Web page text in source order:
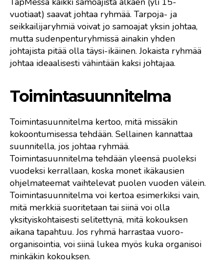
vuotiaat) saavat johtaa ryhmää. Tarpoja- ja
seikkailijaryhmiä voivat jo samoajat yksin johtaa,
mutta sudenpenturyhmissä ainakin yhden
johtajista pitää olla täysi-ikäinen. Jokaista ryhmää
johtaa ideaalisesti vähintään kaksi johtajaa.
Toimintasuunnitelma
Toimintasuunnitelma kertoo, mitä missäkin
kokoontumisessa tehdään. Sellainen kannattaa
suunnitella, jos johtaa ryhmää.
Toimintasuunnitelma tehdään yleensä puoleksi
vuodeksi kerrallaan, koska monet ikäkausien
ohjelmateemat vaihtelevat puolen vuoden välein.
Toimintasuunnitelma voi kertoa esimerkiksi vain,
mitä merkkiä suoritetaan tai siinä voi olla
yksityiskohtaisesti selitettynä, mitä kokouksen
aikana tapahtuu. Jos ryhmä harrastaa vuoro-
organisointia, voi siinä lukea myös kuka organisoi
minkäkin kokouksen.